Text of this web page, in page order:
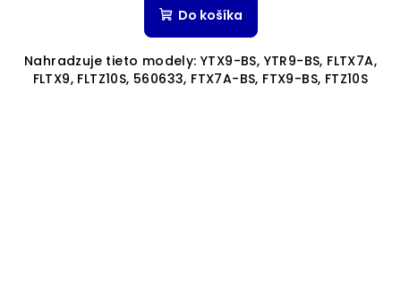
Do košíka
Nahradzuje tieto modely: YTX9-BS, YTR9-BS, FLTX7A,
FLTX9, FLTZ10S, 560633, FTX7A-BS, FTX9-BS, FTZ10S